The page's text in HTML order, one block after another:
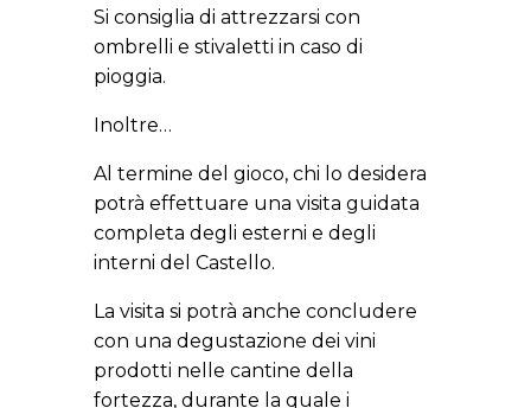
Si consiglia di attrezzarsi con
ombrelli e stivaletti in caso di
pioggia.
Inoltre…
Al termine del gioco, chi lo desidera
potrà effettuare una visita guidata
completa degli esterni e degli
interni del Castello.
La visita si potrà anche concludere
con una degustazione dei vini
prodotti nelle cantine della
fortezza, durante la quale i